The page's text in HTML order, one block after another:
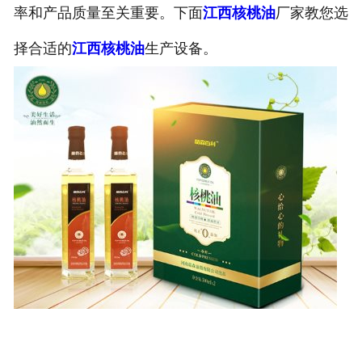
率和产品质量至关重要。下面江西核桃油厂家教您选
择合适的江西核桃油生产设备。